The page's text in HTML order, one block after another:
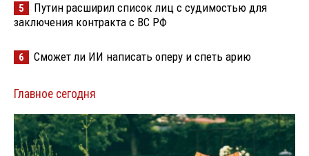
5
Путин расширил список лиц с судимостью для
заключения контракта с ВС РФ
6 Сможет ли ИИ написать оперу и спеть арию
Главное сегодня